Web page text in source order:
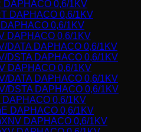
DAPHACO 0,6/1KV
DAPHACO 0,6/1KV
0,6/1KV
DAPHACO 0,6/1KV
DATA DAPHACO 0,6/1KV
DSTA DAPHACO 0,6/1KV
DAPHACO 0,6/1KV
DATA DAPHACO 0,6/1KV
DSTA DAPHACO 0,6/1KV
0,6/1KV
DAPHACO 0,6/1KV
DAPHACO 0,6/1KV